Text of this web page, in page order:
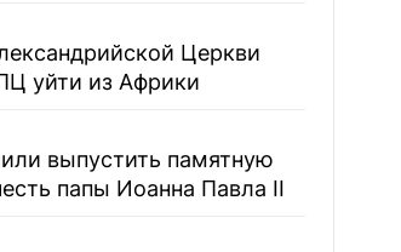
Церкви
уйти из Африки
выпустить памятную
папы Иоанна Павла II